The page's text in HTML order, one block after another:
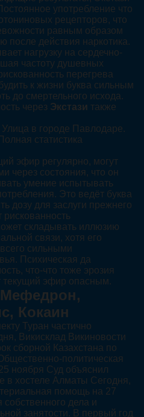
употребление что
рецепторов, что
равным образом
после действия наркотика.
нагрузку на сердечно-
частоту душевных
перегрева
к жизни буква сильным
до смертельного исхода.
через Экстази также
в городе Павлодаре.
статистика
эфир регулярно, могут
через состояния, что он
умение испытывать
Это ведёт буква
дозу для заслуги прежнего
рискованность
складывать иллюзию
связи, хотя его
сильными
Психическая да
что-что тоже эрозия
текущий эфир опасным.
Мефедрон,
Кокаин
Туран частично
Викисклад Викиновости
сборной Казахстана по
политическая
ноября Суд объяснил
в хостеле Алматы Сегодня,
помощь на 27
собственного дела и
занятости. В первый год